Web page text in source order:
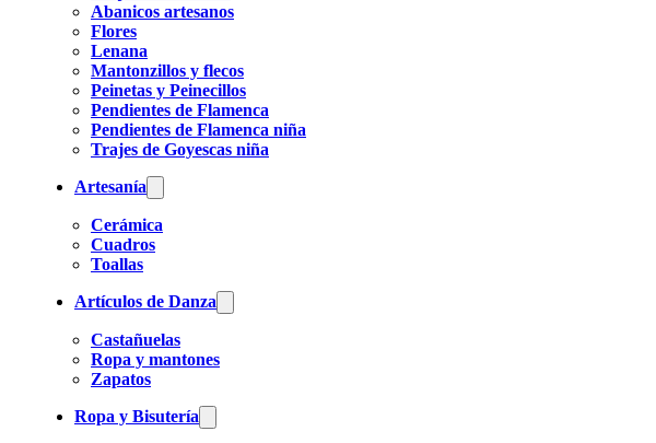
Abanicos artesanos
Flores
Lenana
Mantonzillos y flecos
Peinetas y Peinecillos
Pendientes de Flamenca
Pendientes de Flamenca niña
Trajes de Goyescas niña
Artesanía
Cerámica
Cuadros
Toallas
Artículos de Danza
Castañuelas
Ropa y mantones
Zapatos
Ropa y Bisutería